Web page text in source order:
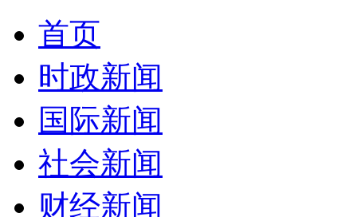
首页
时政新闻
国际新闻
社会新闻
财经新闻